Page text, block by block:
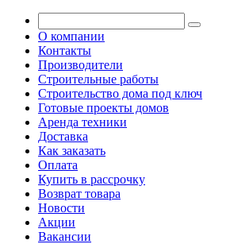
О компании
Контакты
Производители
Строительные работы
Строительство дома под ключ
Готовые проекты домов
Аренда техники
Доставка
Как заказать
Оплата
Купить в рассрочку
Возврат товара
Новости
Акции
Вакансии